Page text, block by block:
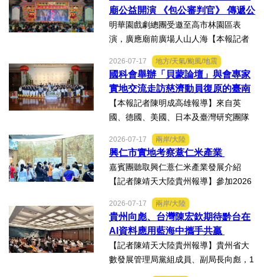
情上演，歌聲文脈聯結兩地，這場融美
食、文創、歌舞、匠人分享...
廟公益開演 《包公審判官》 傳遞公
義與自省精神
明華園戲劇總團受邀至高市林園區表
演，廣應廟前廣場人山人海【本報記者
台塑石化等四大公司邀請由當家小生孫
翠鳳領軍的明華園戲劇總團，周末晚在
高雄市林園區廣應廟公益演...
2026-07-17 地方/天氣/颱風/地震
國科會舉辦「貝蒙論壇」與會專家
實地交流走訪慈濟動員復原的臺南
楠西地震及丹娜絲風災區
【本報記者陳明成高雄報導】來自英
國、德國、美國、日本及臺灣研究團隊
科會舉辦的「貝蒙論壇」，實地交流活
動走訪臺南楠西地震及丹娜絲風災區，
慈濟動員資金與萬人次的復原...
2026-07-17 兩岸/大陸
興仁市實地考察薏仁米產業
嘉賓團聽取興仁薏仁米產業發展介紹
【記者陳靖天大陸貴州報導】參加2026
色產業助力鄉村振興對接會的臺灣嘉賓
組團，7月15日，到興仁市實地考察，深
入調研興仁薏仁米...
2026-07-17 兩岸/大陸
貴州向彪、台灣陳宏欽期待黔台在
AI資料應用藍海中攜手共贏
【記者陳靖天大陸貴州報導】貴州省大
數發展管理局黨組成員、副局長向彪，1